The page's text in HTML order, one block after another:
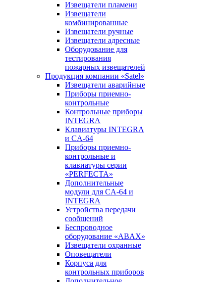
Извещатели пламени
Извещатели
комбинированные
Извещатели ручные
Извещатели адресные
Оборудование для
тестирования
пожарных извещателей
Продукция компании «Satel»
Извещатели аварийные
Приборы приемно-
контрольные
Контрольные приборы
INTEGRA
Клавиатуры INTEGRA
и CA-64
Приборы приемно-
контрольные и
клавиатуры серии
«PERFECTA»
Дополнительные
модули для CA-64 и
INTEGRA
Устройства передачи
сообщений
Беспроводное
оборудование «ABAX»
Извещатели охранные
Оповещатели
Корпуса для
контрольных приборов